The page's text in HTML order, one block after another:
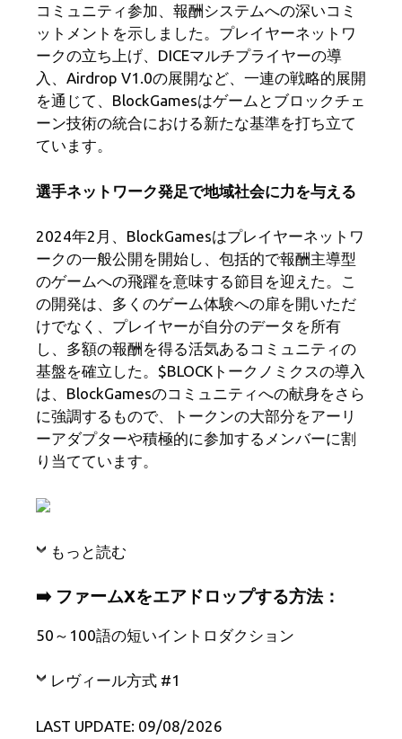
コミュニティ参加、報酬システムへの深いコミ
ットメントを示しました。プレイヤーネットワ
ークの立ち上げ、DICEマルチプライヤーの導
入、Airdrop V1.0の展開など、一連の戦略的展開
を通じて、BlockGamesはゲームとブロックチェ
ーン技術の統合における新たな基準を打ち立て
ています。
選手ネットワーク発足で地域社会に力を与える
2024年2月、BlockGamesはプレイヤーネットワ
ークの一般公開を開始し、包括的で報酬主導型
のゲームへの飛躍を意味する節目を迎えた。こ
の開発は、多くのゲーム体験への扉を開いただ
けでなく、プレイヤーが自分のデータを所有
し、多額の報酬を得る活気あるコミュニティの
基盤を確立した。$BLOCKトークノミクスの導入
は、BlockGamesのコミュニティへの献身をさら
に強調するもので、トークンの大部分をアーリ
ーアダプターや積極的に参加するメンバーに割
り当てています。
もっと読む
➡️ ファームXをエアドロップする方法：
50～100語の短いイントロダクション
レヴィール方式 #1
LAST UPDATE: 09/08/2026